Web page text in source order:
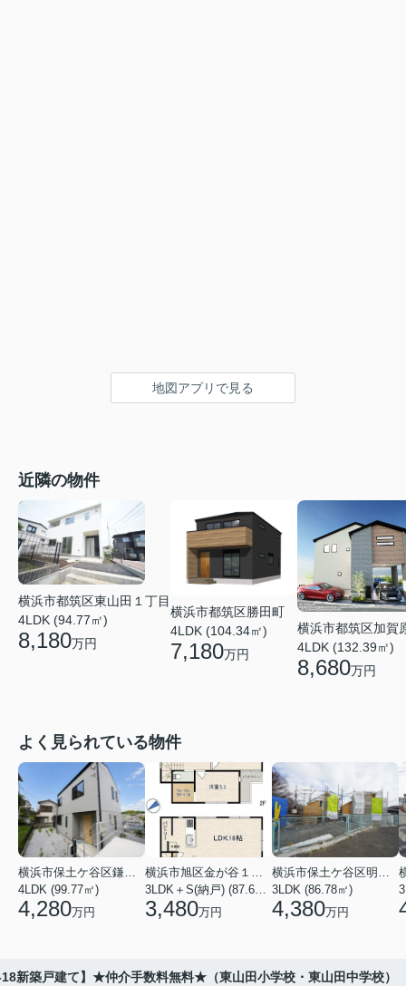
地図アプリで見る
近隣の物件
横浜市都筑区東山田１丁目
4LDK (94.77㎡)
8,180万円
横浜市都筑区勝田町
4LDK (104.34㎡)
7,180万円
横浜市都筑区加賀
4LDK (132.39㎡)
8,680万円
よく見られている物件
横浜市保土ケ谷区鎌谷町
4LDK (99.77㎡)
4,280万円
横浜市旭区金が谷１丁目
3LDK＋S(納戸) (87.61㎡)
3,480万円
横浜市保土ケ谷区明神台
3LDK (86.78㎡)
4,380万円
新築戸建て】★仲介手数料無料★（東山田小学校・東山田中学校）